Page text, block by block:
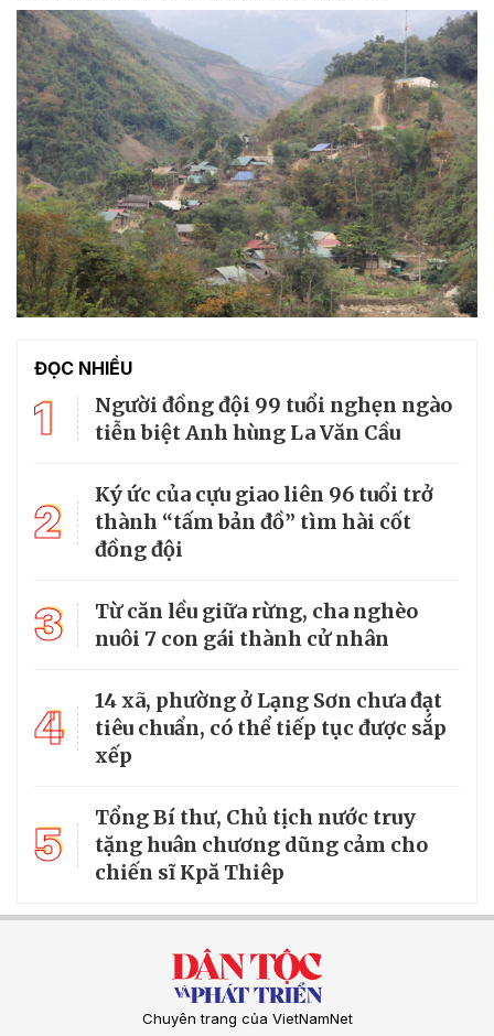
ĐỌC NHIỀU
1
Người đồng đội 99 tuổi nghẹn ngào
tiễn biệt Anh hùng La Văn Cầu
2
Ký ức của cựu giao liên 96 tuổi trở
thành “tấm bản đồ” tìm hài cốt
đồng đội
3
Từ căn lều giữa rừng, cha nghèo
nuôi 7 con gái thành cử nhân
4
14 xã, phường ở Lạng Sơn chưa đạt
tiêu chuẩn, có thể tiếp tục được sắp
xếp
5
Tổng Bí thư, Chủ tịch nước truy
tặng huân chương dũng cảm cho
chiến sĩ Kpă Thiêp
Chuyên trang của VietNamNet